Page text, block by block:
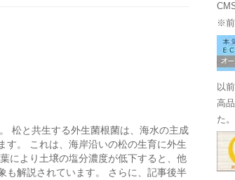
松と共生する外生菌根菌は、海水の主成
す。 これは、海岸沿いの松の生育に外生
により土壌の塩分濃度が低下すると、他
も解説されています。 さらに、記事後半
※前
以
高
た。